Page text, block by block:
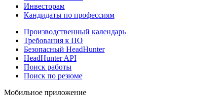
Инвесторам
Кандидаты по профессиям
Производственный календарь
Требования к ПО
Безопасный HeadHunter
HeadHunter API
Поиск работы
Поиск по резюме
Мобильное приложение